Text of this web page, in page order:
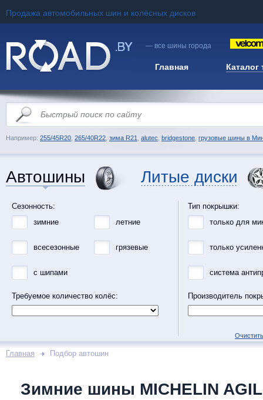
Продажа автомобильных шин и колёсных дисков
— все шины города
Главная Каталог
Например: 255/45R20 265/40R22 зима R21 alutec bridgestone грузовые шины в
Автошины Литые диски
Сезонность:
зимние
летние
всесезонные грязевые
с шипами
Требуемое количество колёс:
Тип покрышки:
только для
только
система
Производитель
Главная Подбор автошин
Зимние шины MICHELIN